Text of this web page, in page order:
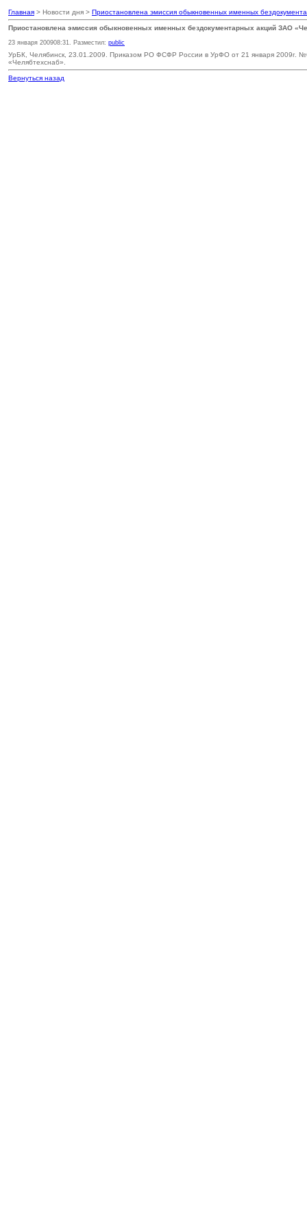
Главная > Новости дня > Приостановлена эмиссия обыкновенных именных
Приостановлена эмиссия обыкновенных именных бездокументарных акций ЗАО
23 января 200908:31. Разместил: public
УрБК, Челябинск, 23.01.2009. Приказом РО ФСФР России в УрФО от 21 января 2009г.
«Челябтехснаб».
Вернуться назад